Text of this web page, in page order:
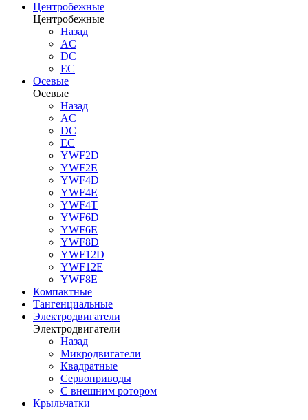
Центробежные
Центробежные
Назад
AC
DC
EC
Осевые
Осевые
Назад
AC
DC
EC
YWF2D
YWF2E
YWF4D
YWF4E
YWF4T
YWF6D
YWF6E
YWF8D
YWF12D
YWF12E
YWF8E
Компактные
Тангенциальные
Электродвигатели
Электродвигатели
Назад
Микродвигатели
Квадратные
Сервоприводы
С внешним ротором
Крыльчатки